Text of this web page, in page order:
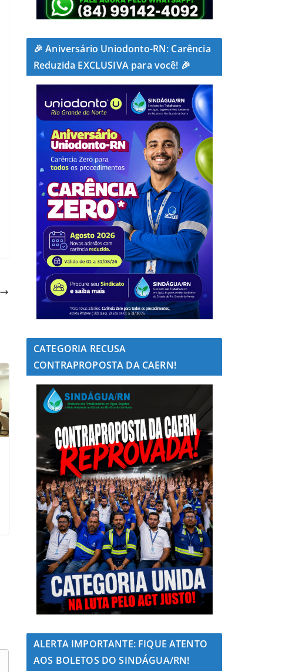
🎉 Aniversário Uniodonto-RN: Carência
Reduzida EXCLUSIVA para você! 🎉
CATEGORIA RECUSA
CONTRAPROPOSTA DA CAERN!
ALERTA IMPORTANTE: FIQUE ATENTO
AOS BOLETOS DO SINDÁGUA/RN!